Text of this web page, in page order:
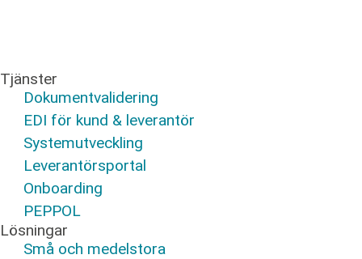
Tjänster
Dokumentvalidering
EDI för kund & leverantör
Systemutveckling
Leverantörsportal
Onboarding
PEPPOL
Lösningar
Små och medelstora